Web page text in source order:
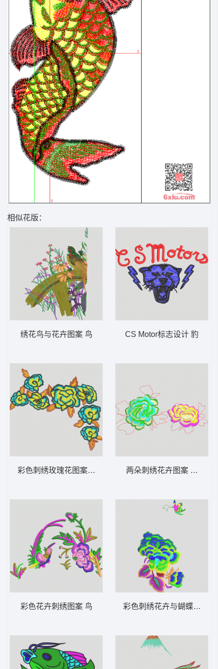
相似花版：
绣花鸟与花卉图案 鸟
彩色刺绣玫瑰花图案 靓花
彩色花卉刺绣图案 鸟
CS Motor标志设计 豹
两朵刺绣花卉图案 靓花
彩色刺绣花卉与蝴蝶图案